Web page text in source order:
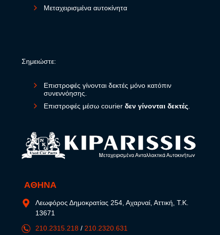
Μεταχειρισμένα αυτοκίνητα
Σημειώστε:
Επιστροφές γίνονται δεκτές μόνο κατόπιν
συνεννόησης.
Επιστροφές μέσω courier δεν γίνονται δεκτές
ΑΘΗΝΑ
Λεωφόρος Δημοκρατίας 254, Αχαρναί, Αττική, Τ.Κ.
13671
210.2315.218 / 210.2320.631